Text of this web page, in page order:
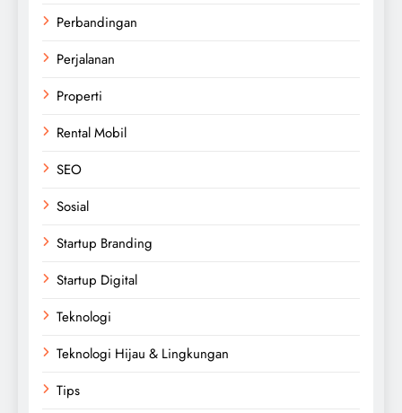
Perbandingan
Perjalanan
Properti
Rental Mobil
SEO
Sosial
Startup Branding
Startup Digital
Teknologi
Teknologi Hijau & Lingkungan
Tips